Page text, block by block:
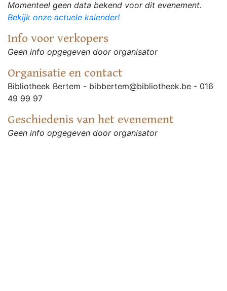
Momenteel geen data bekend voor dit evenement.
Bekijk onze actuele kalender!
Info voor verkopers
Geen info opgegeven door organisator
Organisatie en contact
Bibliotheek Bertem - bibbertem@bibliotheek.be - 016
49 99 97
Geschiedenis van het evenement
Geen info opgegeven door organisator